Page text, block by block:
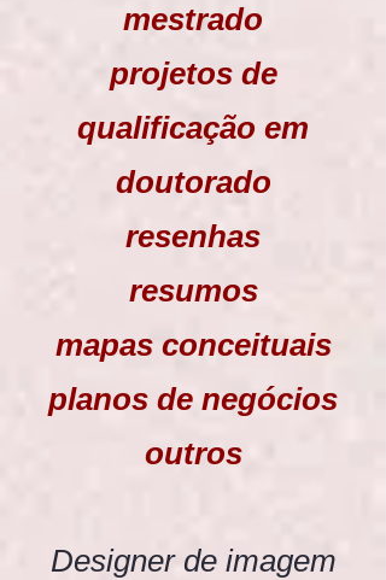
mestrado
projetos de
qualificação em
doutorado
resenhas
resumos
mapas conceituais
planos de negócios
outros
Designer de imagem